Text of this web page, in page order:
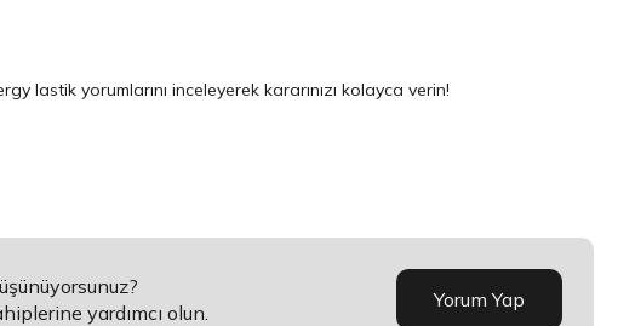
lastik yorumlarını inceleyerek kararınızı kolayca verin!
yardımcı olun.
Yorum Yap